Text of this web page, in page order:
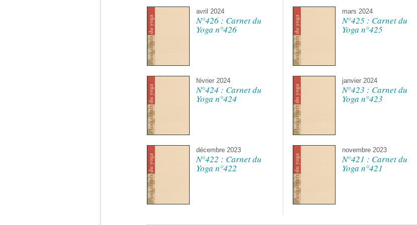
avril 2024
N°426 : Carnet du
Yoga n°426
février 2024
N°424 : Carnet du
Yoga n°424
décembre 2023
N°422 : Carnet du
Yoga n°422
mars 2024
N°425 : Carnet du
Yoga n°425
janvier 2024
N°423 : Carnet du
Yoga n°423
novembre 2023
N°421 : Carnet du
Yoga n°421